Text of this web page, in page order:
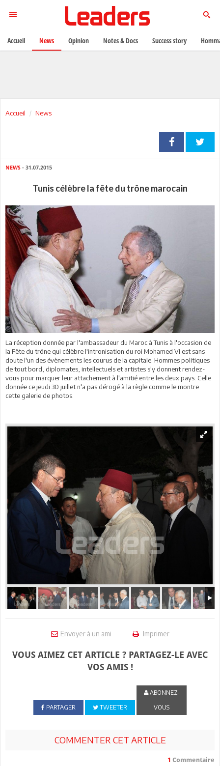
Accueil News
NEWS - 31.07.2015
Tunis célèbre la fête du trône marocain
La réception donnée par l'ambassadeur du Maroc à Tunis à l'occasion de
la Fête du trône qui célèbre l'intronisation du roi Mohamed VI est sans
doute l'un des évènements les courus de la capitale. Hommes politiques
de tout bord, diplomates, intellectuels et artistes s'y donnent rendez-
vous pour marquer leur attachement à l'amitié entre les deux pays. Celle
donnée ce jeudi 30 juillet n'a pas dérogé à la règle comme le montre
cette galerie de photos.
Envoyer à un ami Imprimer
VOUS AIMEZ CET ARTICLE ? PARTAGEZ-LE AVEC
VOS AMIS !
PARTAGER TWEETER
ABONNEZ-
VOUS
COMMENTER CET ARTICLE
1 Commentaire
Accueil News Opinion Notes & Docs Success story